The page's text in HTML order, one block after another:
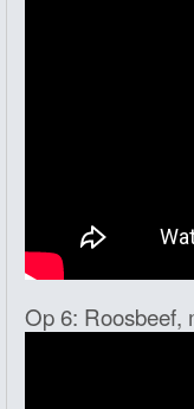
Op 6: Roosbeef,